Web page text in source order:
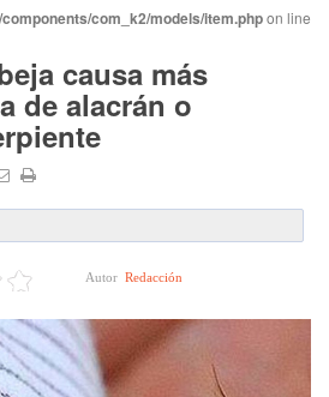
com_k2/models/item.phpon line
causa más
de alacrán o
Autor Redacción